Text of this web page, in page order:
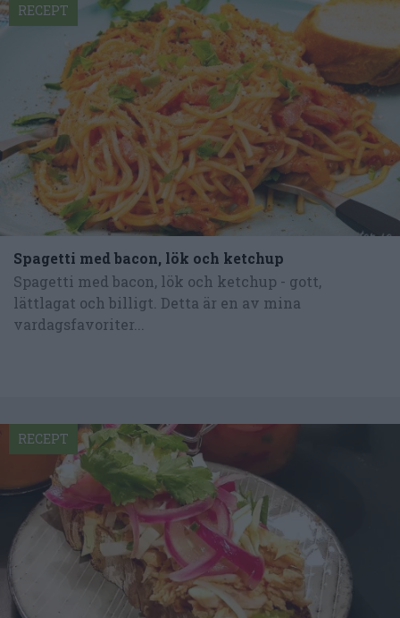
Spagetti med bacon, lök och ketchup
Spagetti med bacon, lök och ketchup - gott,
lättlagat och billigt. Detta är en av mina
vardagsfavoriter...
RECEPT
RECEPT